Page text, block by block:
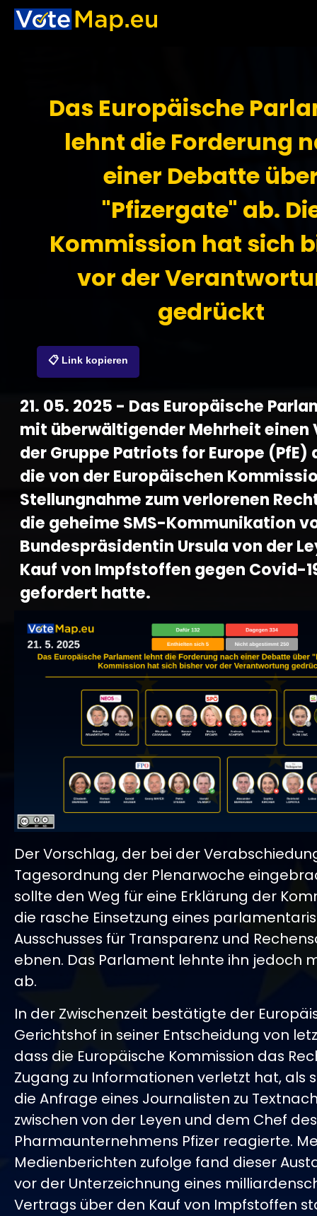
Das Europäische
lehnt die Forderung
einer Debatte
"Pfizergate" ab.
Kommission hat sich
vor der
gedrückt
📋 Link kopieren
21. 05. 2025 - Das Europäische
mit überwältigender Mehrheit einen
der Gruppe Patriots for Europe (PfE)
die von der Europäischen
Stellungnahme zum verlorenen
die geheime SMS-Kommunikation
Bundespräsidentin Ursula von der
Kauf von Impfstoffen gegen Covid-
gefordert hatte.
Der Vorschlag, der bei der
Tagesordnung der Plenarwoche
sollte den Weg für eine Erklärung der
die rasche Einsetzung eines
Ausschusses für Transparenz und
ebnen. Das Parlament lehnte ihn jedoch
ab.
In der Zwischenzeit bestätigte der
Gerichtshof in seiner Entscheidung von
dass die Europäische Kommission das
Zugang zu Informationen verletzt hat, als
die Anfrage eines Journalisten zu
zwischen von der Leyen und dem Chef des
Pharmaunternehmens Pfizer reagierte.
Medienberichten zufolge fand dieser
vor der Unterzeichnung eines
Vertrags über den Kauf von Impfstoffen